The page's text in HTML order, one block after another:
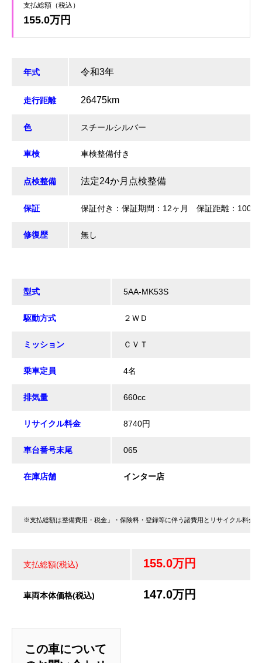
支払総額（税込）
155.0万円
年式 令和3年
走行距離 26475km
色 スチールシルバー
車検 車検整備付き
点検整備 法定24か月点検整備
保証 保証付き：保証期間：12ヶ月 保証距離：
修復歴 無し
型式 5AA-MK53S
駆動方式 ２ＷＤ
ミッション ＣＶＴ
乗車定員 4名
排気量 660cc
リサイクル料金 8740円
車台番号末尾 065
在庫店舗 インター店
※支払総額は整備費用・税金」・保険料・登録等に伴う諸費用とリサイクル料金
支払総額(税込) 155.0万円
車両本体価格(税込) 147.0万円
この車について